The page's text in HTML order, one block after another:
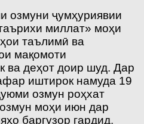
озмуни ҷумҳуриявии
миллат» моҳи
таълимӣ ва
мақомоти
ва деҳот доир шуд. Дар
иштирок намуда 19
озмун роҳхат
моҳи июн дар
баргузор гардид.